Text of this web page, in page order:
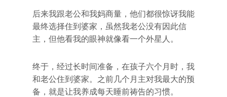
后来我跟老公和我妈商量，他们都很惊讶我能
最终选择住到婆家，虽然我老公没有因此信
主，但他看我的眼神就像看一个外星人。
终于，经过长时间准备，在孩子六个月时，我
和老公住到婆家。之前几个月主对我最大的预
备，就是让我养成每天睡前祷告的习惯。